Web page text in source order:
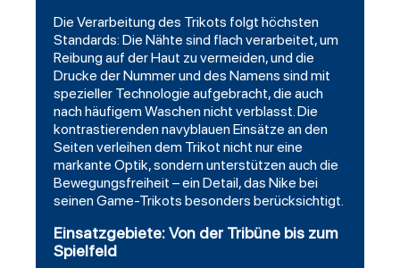
Die Verarbeitung des Trikots folgt höchsten
Standards: Die Nähte sind flach verarbeitet, um
Reibung auf der Haut zu vermeiden, und die
Drucke der Nummer und des Namens sind mit
spezieller Technologie aufgebracht, die auch
nach häufigem Waschen nicht verblasst. Die
kontrastierenden navyblauen Einsätze an den
Seiten verleihen dem Trikot nicht nur eine
markante Optik, sondern unterstützen auch die
Bewegungsfreiheit – ein Detail, das Nike bei
seinen Game-Trikots besonders berücksichtigt.
Einsatzgebiete: Von der Tribüne bis zum
Spielfeld